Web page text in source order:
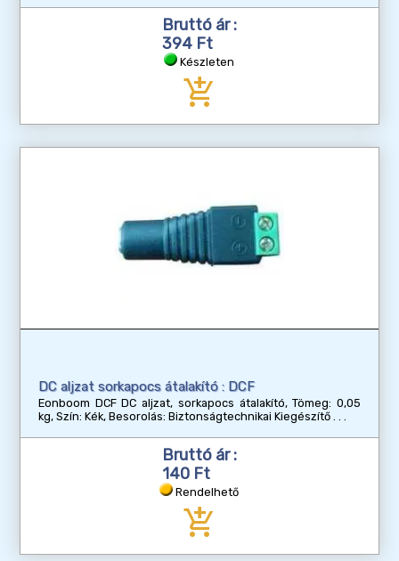
Bruttó ár :
394 Ft
Készleten
add_shopping_cart
DC aljzat sorkapocs átalakító : DCF
Eonboom DCF DC aljzat, sorkapocs átalakító, Tömeg: 0,05
kg, Szín: Kék, Besorolás: Biztonságtechnikai Kiegészítő
Bruttó ár :
140 Ft
Rendelhető
add_shopping_cart